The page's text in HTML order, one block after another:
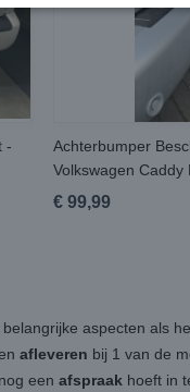
-
Achterbumper
Volkswagen Caddy
€ 99,99
aspecten als
afleveren bij 1 van de
een afspraak hoeft in